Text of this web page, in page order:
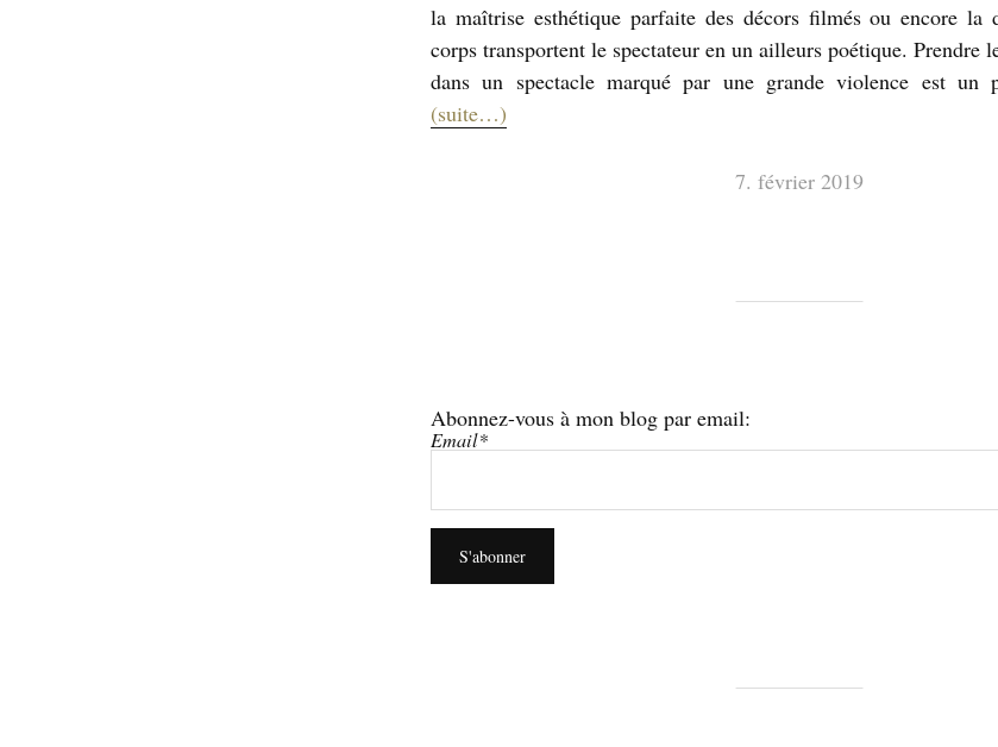
la maîtrise esthétique parfaite des décors filmés ou encore la
corps transportent le spectateur en un ailleurs poétique. Prendre
dans un spectacle marqué par une grande violence est un
(suite…)
7. février 2019
Abonnez-vous à mon blog par email:
Email*